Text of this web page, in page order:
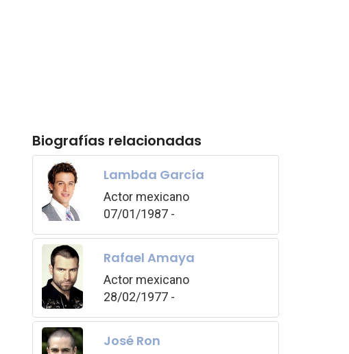
Biografías relacionadas
Lambda García
Actor mexicano
07/01/1987 -
Rafael Amaya
Actor mexicano
28/02/1977 -
José Ron